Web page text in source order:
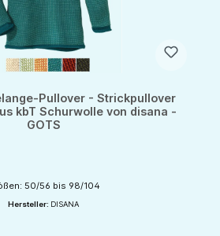
Pullover - Strickpullover
kbT Schurwolle von disana -
GOTS
50/56 bis 98/104
Hersteller: DISANA